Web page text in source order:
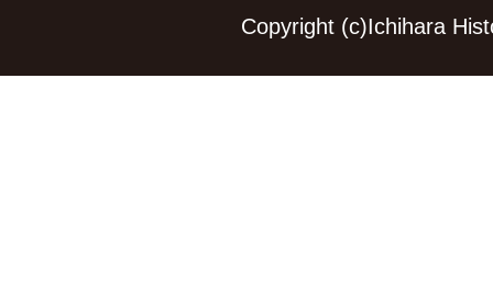
Copyright (c)Ichihara